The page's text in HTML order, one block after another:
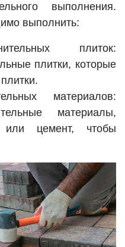
выполнения.
выполнить:
плиток:
плитки, которые
материалов:
материалы,
или цемент, чтобы